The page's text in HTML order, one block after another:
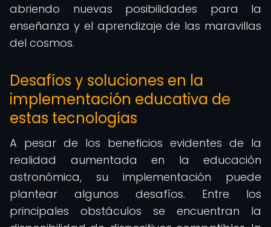
abriendo nuevas posibilidades para la
enseñanza y el aprendizaje de las maravillas
del cosmos.
Desafíos y soluciones en la
implementación educativa de
estas tecnologías
A pesar de los beneficios evidentes de la
realidad aumentada en la educación
astronómica, su implementación puede
plantear algunos desafíos. Entre los
principales obstáculos se encuentran la